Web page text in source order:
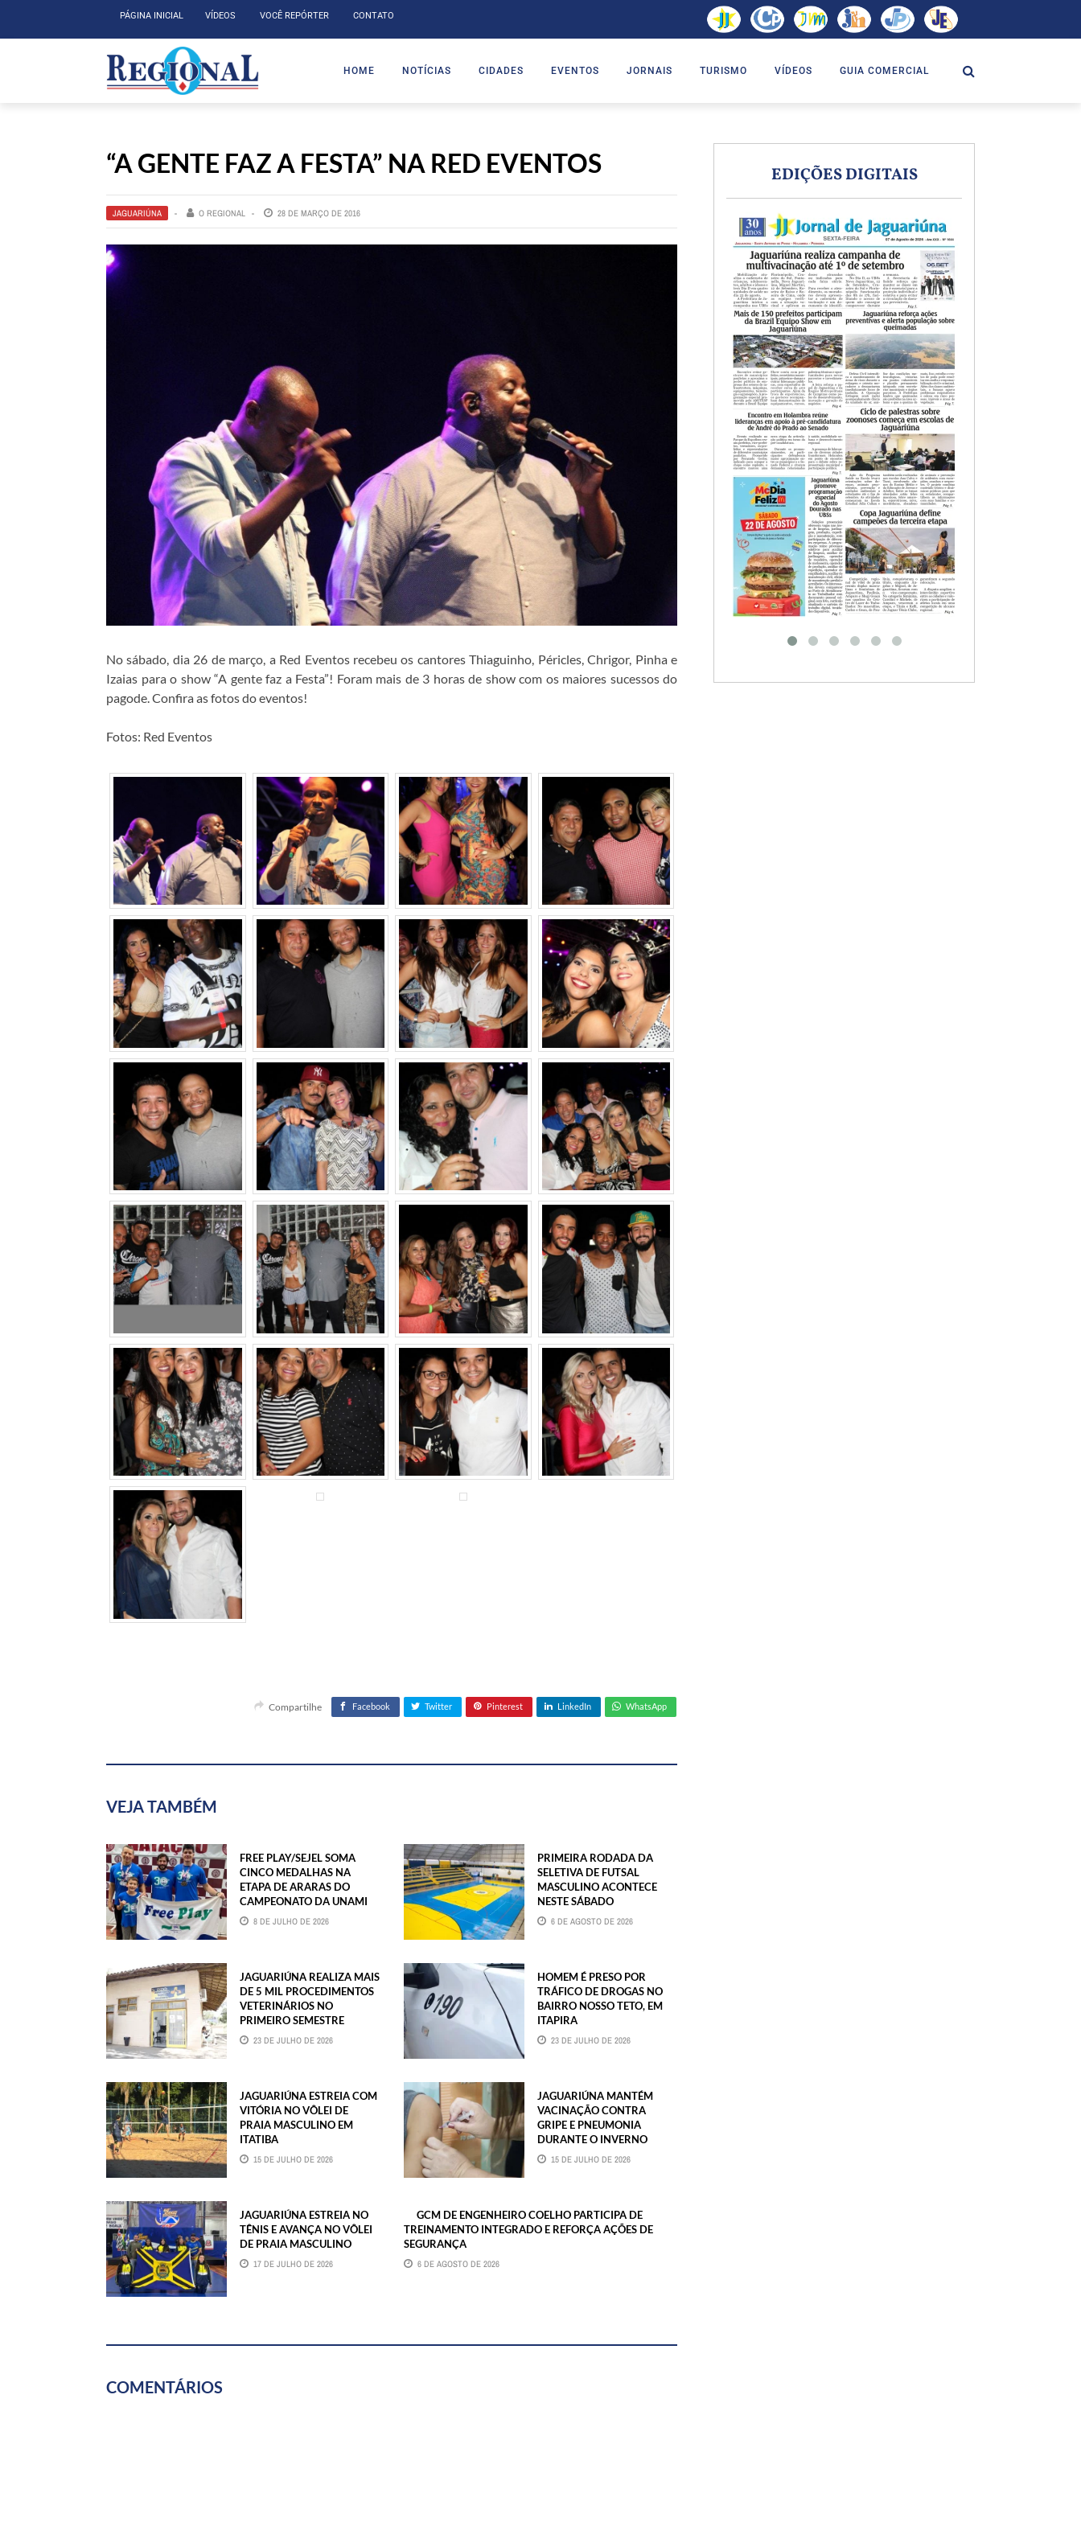
PÁGINA INICIAL VÍDEOS VOCÊ REPÓRTER CONTATO
HOME NOTÍCIAS CIDADES EVENTOS JORNAIS TURISMO VÍDEOS GUIA COMERCIAL
“A GENTE FAZ A FESTA” NA RED EVENTOS
JAGUARIÚNA O REGIONAL 28 DE MARÇO DE 2016
No sábado, dia 26 de março, a Red Eventos recebeu os cantores Thiaguinho, Péricles, Chrigor, Pinha e
Izaias para o show “A gente faz a Festa”! Foram mais de 3 horas de show com os maiores sucessos do
pagode. Confira as fotos do eventos!
Fotos: Red Eventos
Compartilhe Facebook Twitter Pinterest LinkedIn WhatsApp
VEJA TAMBÉM
FREE PLAY/SEJEL SOMA
CINCO MEDALHAS NA
ETAPA DE ARARAS DO
CAMPEONATO DA UNAMI
8 DE JULHO DE 2026
PRIMEIRA RODADA DA
SELETIVA DE FUTSAL
MASCULINO ACONTECE
NESTE SÁBADO
6 DE AGOSTO DE 2026
JAGUARIÚNA REALIZA MAIS
DE 5 MIL PROCEDIMENTOS
VETERINÁRIOS NO
PRIMEIRO SEMESTRE
23 DE JULHO DE 2026
HOMEM É PRESO POR
TRÁFICO DE DROGAS NO
BAIRRO NOSSO TETO, EM
ITAPIRA
23 DE JULHO DE 2026
JAGUARIÚNA ESTREIA COM
VITÓRIA NO VÔLEI DE
PRAIA MASCULINO EM
ITATIBA
15 DE JULHO DE 2026
JAGUARIÚNA MANTÉM
VACINAÇÃO CONTRA
GRIPE E PNEUMONIA
DURANTE O INVERNO
15 DE JULHO DE 2026
JAGUARIÚNA ESTREIA NO
TÊNIS E AVANÇA NO VÔLEI
DE PRAIA MASCULINO
17 DE JULHO DE 2026
GCM DE ENGENHEIRO COELHO PARTICIPA DE
TREINAMENTO INTEGRADO E REFORÇA AÇÕES DE
SEGURANÇA
6 DE AGOSTO DE 2026
COMENTÁRIOS
EDIÇÕES DIGITAIS